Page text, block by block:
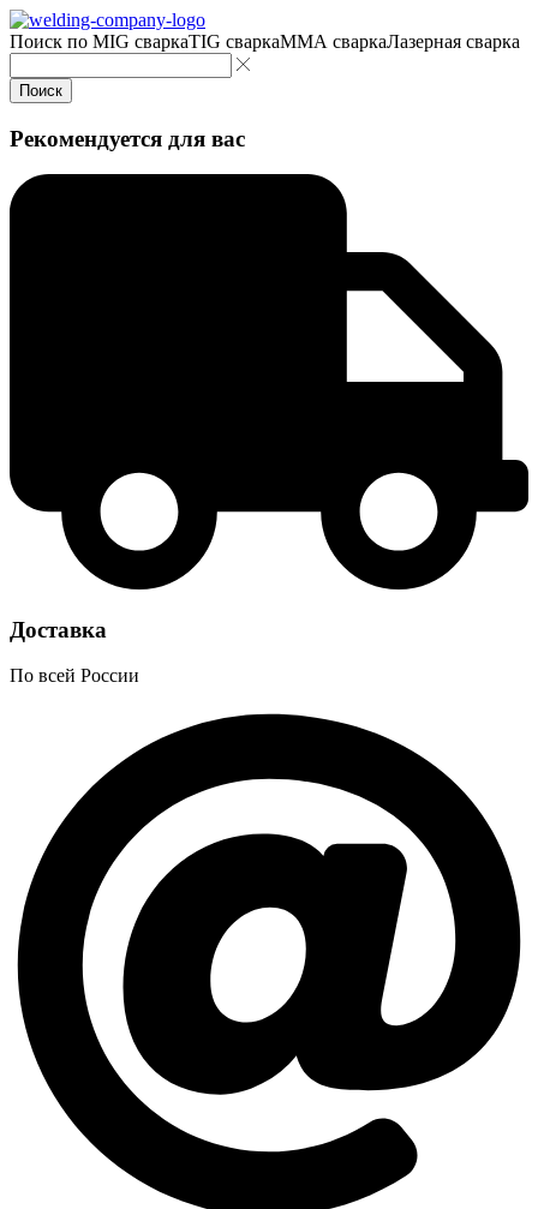
Поиск по MIG сваркаTIG сваркаMMA сваркаЛазерная сварка
Поиск
Рекомендуется для вас
Доставка
По всей России